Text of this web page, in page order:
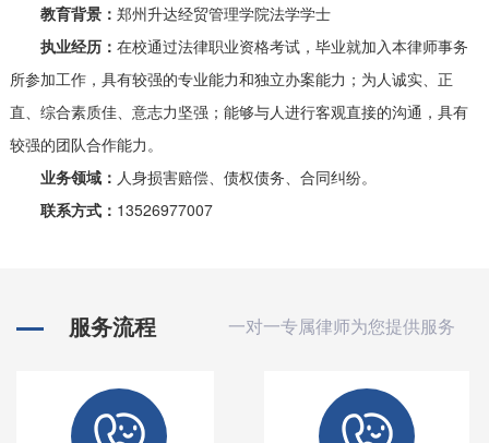
教育背景： 郑州升达经贸管理学院法学学士
执业经历： 在校通过法律职业资格考试，毕业就加入本律师事务
所参加工作，具有较强的专业能力和独立办案能力；为人诚实、正
直、综合素质佳、意志力坚强；能够与人进行客观直接的沟通，具有
较强的团队合作能力。
业务领域： 人身损害赔偿、债权债务、合同纠纷。
联系方式： 13526977007
服务流程 一对一专属律师为您提供服务